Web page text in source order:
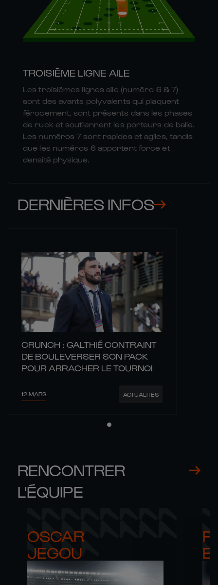
TROISIÈME LIGNE AILE
Les troisièmes lignes aile (numéro 6 & 7)
sont des avants polyvalents qui plaquent
férocement, sont présents dans les phases
de ruck et soutiennent les porteurs de balle.
Les numéros 7 sont rapides et agiles, tandis
que les numéros 6 apportent force et
densité physique.
DERNIÈRES INFOS
CRUNCH : GALTHIÉ CONTRAINT
DE BOULEVERSER SON PACK
POUR ARRACHER LE TOURNOI
12 MARS ACTUALITÉS
RENCONTRER
L'ÉQUIPE
OSCAR
JEGOU